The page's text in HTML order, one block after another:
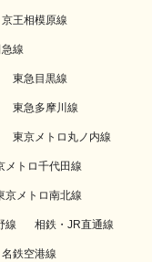
京王相模原線
線
東急目黒線
東急多摩川線
東京メトロ丸ノ内線
メトロ千代田線
京メトロ南北線
線 相鉄・JR直通線
名鉄空港線